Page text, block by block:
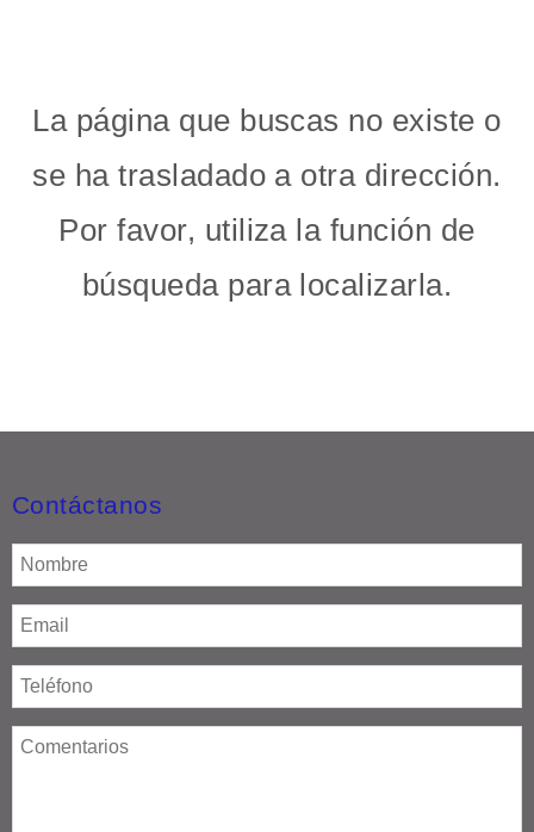
La página que buscas no existe o
se ha trasladado a otra dirección.
Por favor, utiliza la función de
búsqueda para localizarla.
Contáctanos